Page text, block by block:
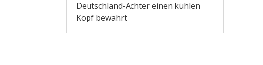
Deutschland-Achter einen kühlen
Kopf bewahrt